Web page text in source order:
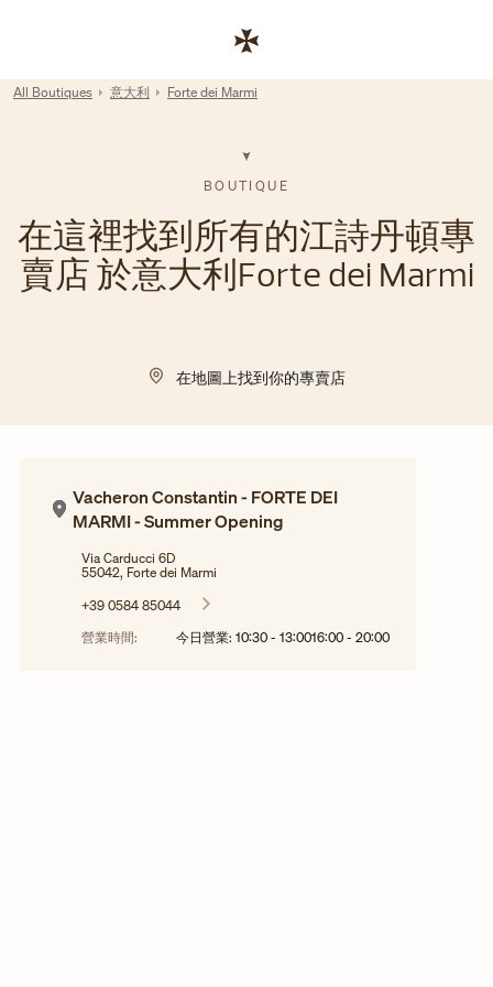
Return to Nav
All Boutiques 意大利 Forte dei Marmi
BOUTIQUE
在這裡找到所有的江詩丹頓專
賣店 於意大利Forte dei Marmi
在地圖上找到你的專賣店
Vacheron Constantin - FORTE DEI
MARMI - Summer Opening
Via Carducci 6D
55042, Forte dei Marmi
+39 0584 85044
營業時間:
今日營業: 10:30 - 13:0016:00 - 20:00